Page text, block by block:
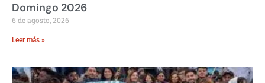
Domingo 2026
6 de agosto, 2026
Leer más »